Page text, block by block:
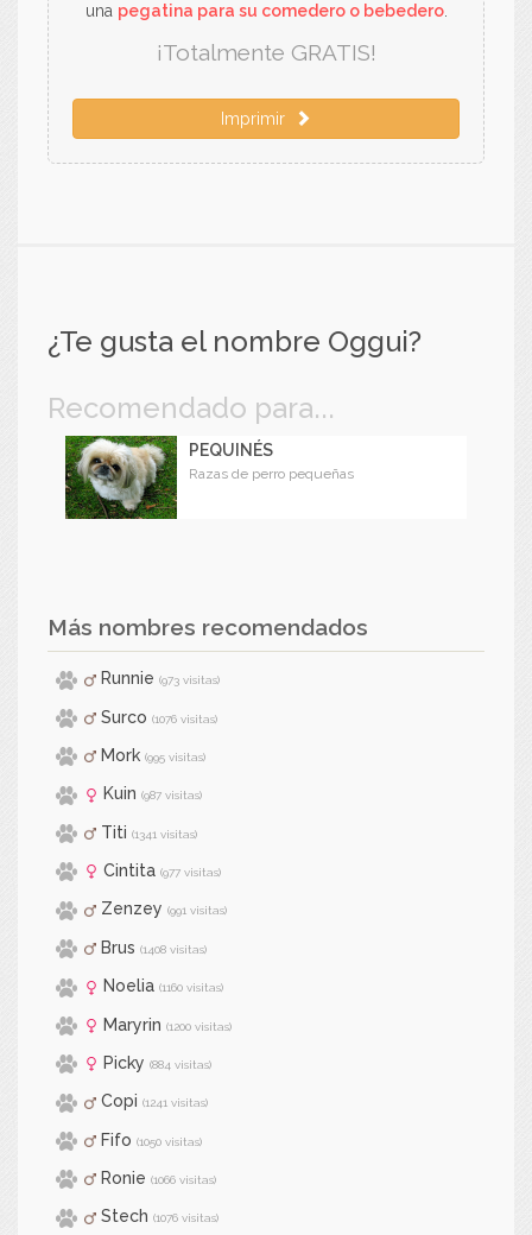
una pegatina para su comedero o bebedero.
¡Totalmente GRATIS!
Imprimir
¿Te gusta el nombre Oggui?
Recomendado para...
PEQUINÉS
Razas de perro pequeñas
Más nombres recomendados
Runnie (973 visitas)
Surco (1076 visitas)
Mork (995 visitas)
Kuin (987 visitas)
Titi (1341 visitas)
Cintita (977 visitas)
Zenzey (991 visitas)
Brus (1408 visitas)
Noelia (1160 visitas)
Maryrin (1200 visitas)
Picky (884 visitas)
Copi (1241 visitas)
Fifo (1050 visitas)
Ronie (1066 visitas)
Stech (1076 visitas)